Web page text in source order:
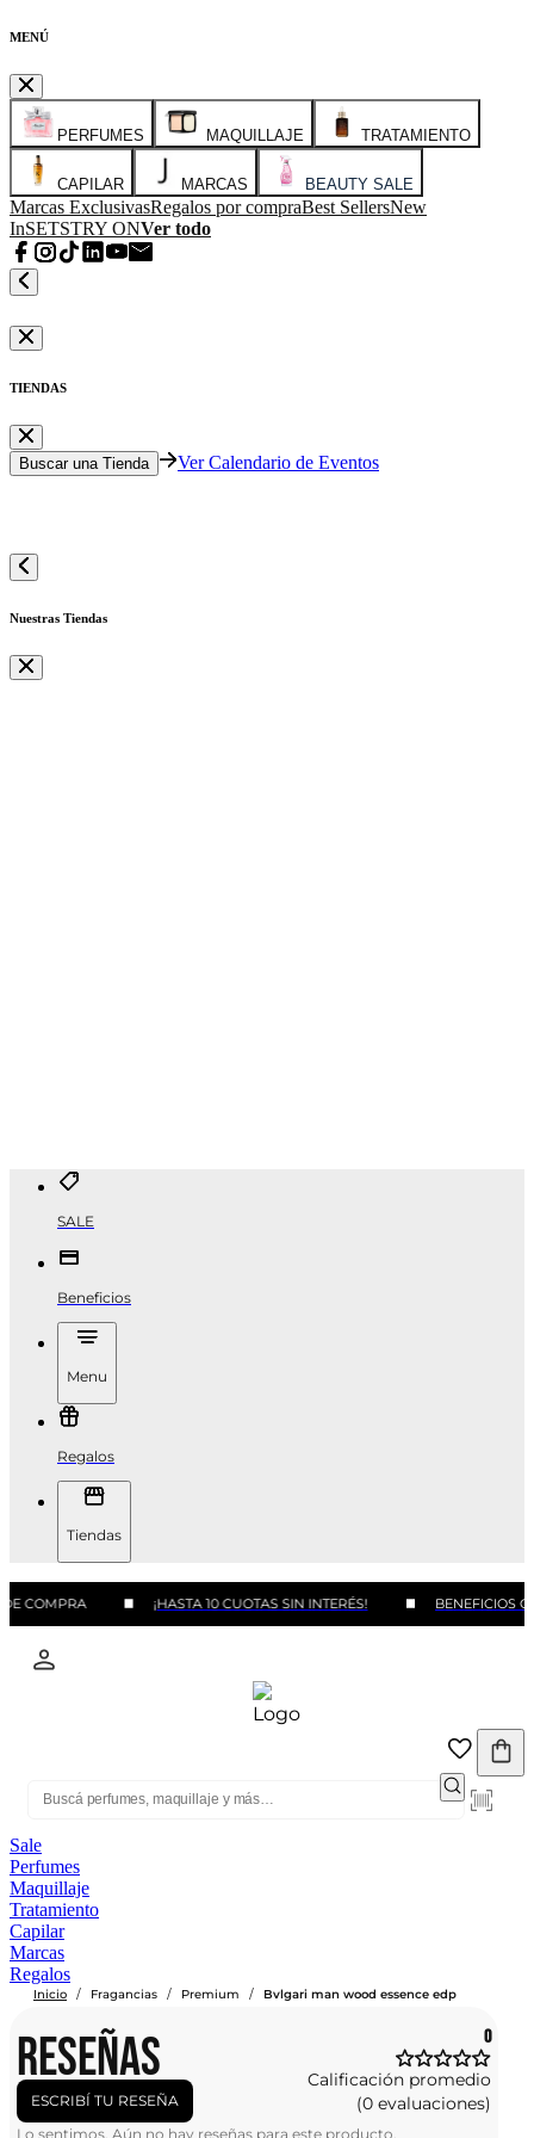
MENÚ
PERFUMES MAQUILLAJE TRATAMIENTO
CAPILAR MARCAS BEAUTY SALE
Marcas ExclusivasRegalos por compraBest SellersNew
InSETSTRY ONVer todo
TIENDAS
Buscar una Tienda Ver Calendario de Eventos
Nuestras Tiendas
SALE
Beneficios
Menu
Regalos
Tiendas
COMPRA ¡HASTA 10 CUOTAS SIN INTERÉS! BENEFICIOS
Sale
Perfumes
Maquillaje
Tratamiento
Capilar
Marcas
Regalos
Inicio / Fragancias / Premium / Bvlgari man wood essence edp
RESEÑAS
ESCRIBÍ TU RESEÑA
0
Calificación promedio
(0 evaluaciones)
Lo sentimos. Aún no hay reseñas para este producto.